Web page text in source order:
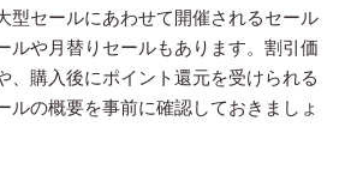
型セールにあわせて開催されるセール
ルや月替りセールもあります。割引価
、購入後にポイント還元を受けられる
ルの概要を事前に確認しておきましょ